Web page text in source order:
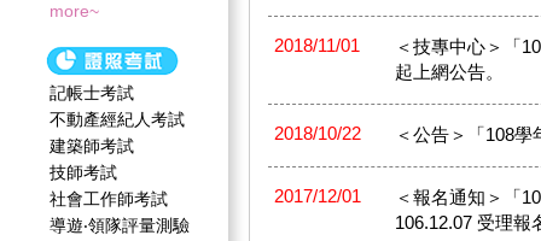
more~
記帳士考試
不動產經紀人考試
建築師考試
技師考試
社會工作師‍考試
導遊‧領隊評量測驗
2018/11/01
＜技專中心＞「
起上網公告。
2018/10/22 ＜公告＞「108
2017/12/01
＜報名通知＞「
106.12.07 受理報